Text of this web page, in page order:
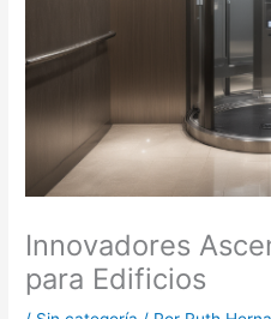
Innovadores
para Edificios